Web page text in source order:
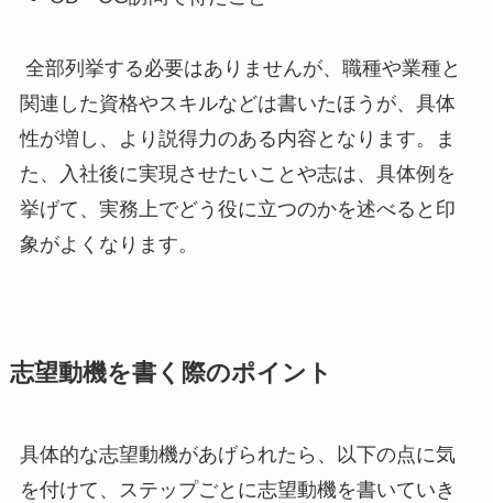
全部列挙する必要はありませんが、職種や業種と
関連した資格やスキルなどは書いたほうが、具体
性が増し、より説得力のある内容となります。ま
た、入社後に実現させたいことや志は、具体例を
挙げて、実務上でどう役に立つのかを述べると印
象がよくなります。
志望動機を書く際のポイント
具体的な志望動機があげられたら、以下の点に気
を付けて、ステップごとに志望動機を書いていき